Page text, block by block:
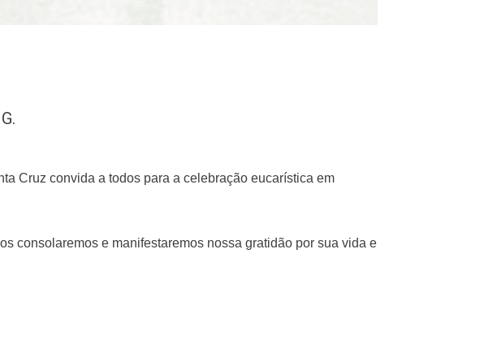
Cruz convida a todos para a celebração eucarística em
consolaremos e manifestaremos nossa gratidão por sua vida e